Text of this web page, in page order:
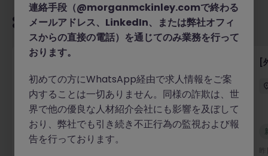
あなたにおすすめの求人
ング・KYCアナリスト
東京 正社員 800万～1,100万円
新着
[
連絡手段（@morganmckinley.comで終わる
メールアドレス、LinkedIn、または弊社オフィ
スからの直接の電話）を通じてのみ業務を行って
おります。
初めての方にWhatsApp経由で求人情報をご案
内することは一切ありません。同様の詐欺は、世
界で他の優良な人材紹介会社にも影響を及ぼして
おり、弊社でも引き続き不正行為の監視および報
告を行っております。